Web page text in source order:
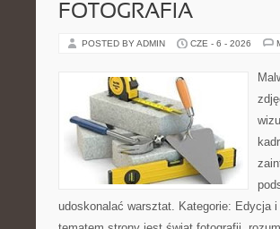
FOTOGRAFIA
POSTED BY ADMIN CZE - 6 - 2026
udoskonalać warsztat. Kategorie: Edycja